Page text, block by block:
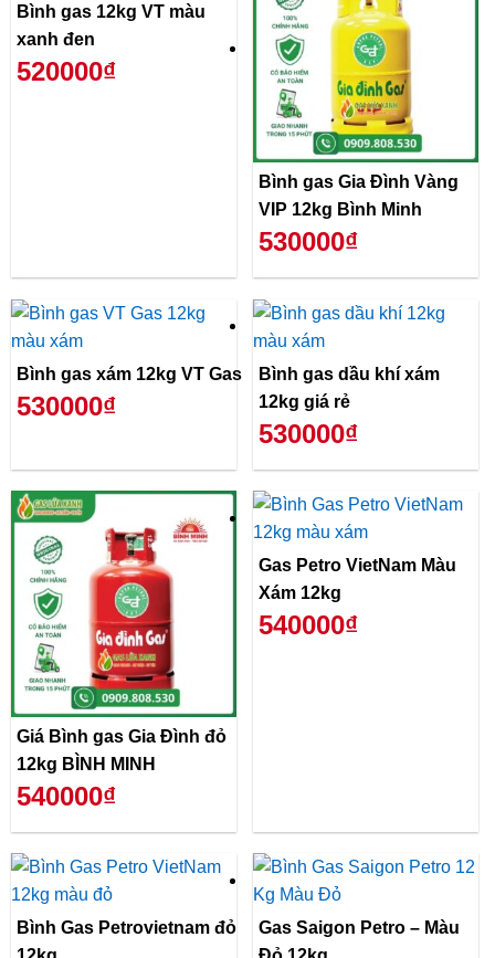
Bình gas 12kg VT màu
xanh đen
520000₫
Bình gas Gia Đình Vàng
VIP 12kg Bình Minh
530000₫
Bình gas xám 12kg VT Gas
530000₫
Bình gas dầu khí xám
12kg giá rẻ
530000₫
Giá Bình gas Gia Đình đỏ
12kg BÌNH MINH
540000₫
Gas Petro VietNam Màu
Xám 12kg
540000₫
Bình Gas Petrovietnam đỏ
Gas Saigon Petro – Màu